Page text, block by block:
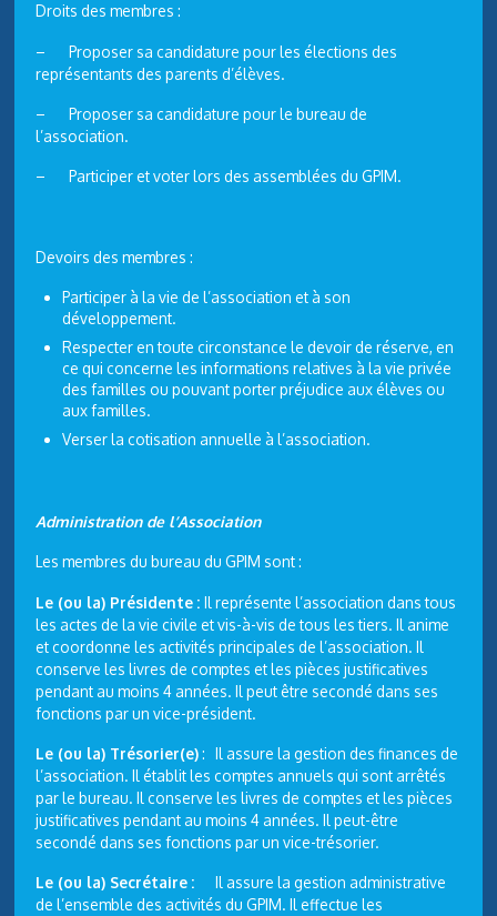
Droits des membres :
– Proposer sa candidature pour les élections des
représentants des parents d’élèves.
– Proposer sa candidature pour le bureau de
l’association.
– Participer et voter lors des assemblées du GPIM.
Devoirs des membres :
Participer à la vie de l’association et à son
développement.
Respecter en toute circonstance le devoir de réserve, en
ce qui concerne les informations relatives à la vie privée
des familles ou pouvant porter préjudice aux élèves ou
aux familles.
Verser la cotisation annuelle à l’association.
Administration de l’Association
Les membres du bureau du GPIM sont :
Le (ou la) Présidente :Il représente l’association dans tous
les actes de la vie civile et vis-à-vis de tous les tiers. Il anime
et coordonne les activités principales de l’association. Il
conserve les livres de comptes et les pièces justificatives
pendant au moins 4 années. Il peut être secondé dans ses
fonctions par un vice-président.
Le (ou la) Trésorier(e): Il assure la gestion des finances de
l’association. Il établit les comptes annuels qui sont arrêtés
par le bureau. Il conserve les livres de comptes et les pièces
justificatives pendant au moins 4 années. Il peut-être
secondé dans ses fonctions par un vice-trésorier.
Le (ou la) Secrétaire :
Il assure la gestion administrative
de l’ensemble des activités du GPIM. Il effectue les